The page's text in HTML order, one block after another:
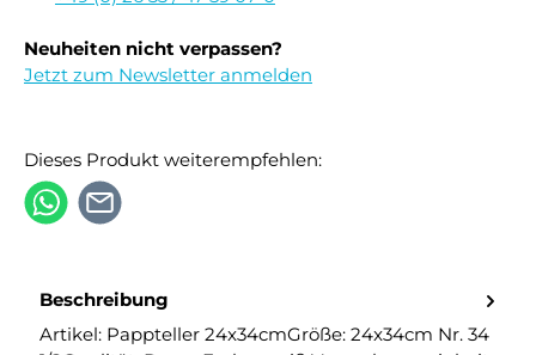
Neuheiten nicht verpassen?
Jetzt zum Newsletter anmelden
Dieses Produkt weiterempfehlen:
Beschreibung
Artikel: Pappteller 24x34cmGröße: 24x34cm Nr. 34